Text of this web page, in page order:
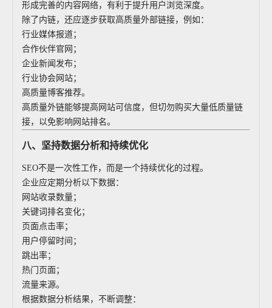
形成完善的内容网络，有利于提升用户浏览深度。
除了内链，还应逐步获取高质量外部链接，例如：
行业媒体报道；
合作伙伴官网；
企业新闻发布；
行业协会网站；
高质量博客推荐。
高质量外链能够提高网站可信度，但切勿购买大量低质量链
接，以免影响网站排名。
八、坚持数据分析和持续优化
SEO不是一次性工作，而是一个持续优化的过程。
企业应定期分析以下数据：
网站收录数量；
关键词排名变化；
页面点击率；
用户停留时间；
跳出率；
热门页面；
流量来源。
根据数据分析结果，不断调整：